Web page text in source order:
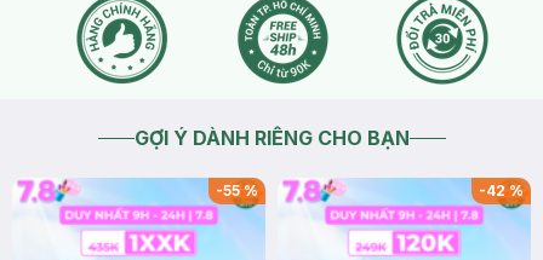
GỢI Ý DÀNH RIÊNG CHO BẠN
-55% -42%